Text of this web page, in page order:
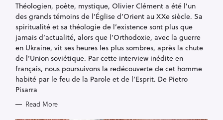
O
R
I
E
S
Théologien, poète, mystique, Olivier Clément a été l’un
des grands témoins de l’Église d’Orient au XXe siècle. Sa
spiritualité et sa théologie de l’existence sont plus que
jamais d’actualité, alors que l’Orthodoxie, avec la guerre
en Ukraine, vit ses heures les plus sombres, après la chute
de l’Union soviétique. Par cette interview inédite en
français, nous poursuivons la redécouverte de cet homme
habité par le feu de la Parole et de l’Esprit. De Pietro
Pisarra
Read More